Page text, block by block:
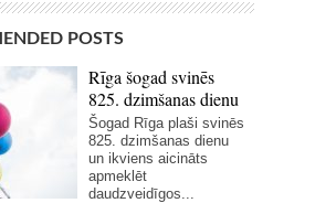
POSTS
Rīga šogad svinēs
825. dzimšanas dienu
Šogad Rīga plaši svinēs
825. dzimšanas dienu
un ikviens aicināts
apmeklēt
daudzveidīgos...